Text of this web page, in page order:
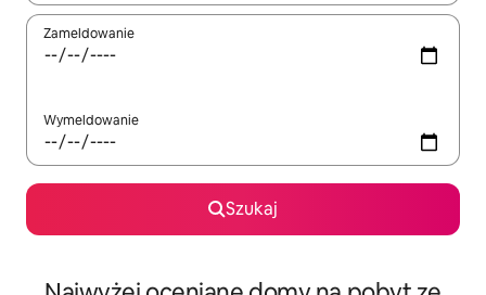
Zameldowanie
Wymeldowanie
Szukaj